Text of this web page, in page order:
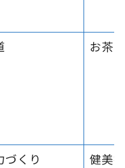
お茶
づくり 健美